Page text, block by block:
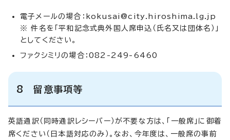
電子メールの場合： kokusai@city.hiroshima.lg.jp
※ 件名を「平和記念式典外国人席申込（氏名又は団体名）」
としてください。
ファクシミリの場合：082-249-6460
8 留意事項等
英語通訳（同時通訳レシーバー）が不要な方は、「一般席」に御着
席ください（日本語対応のみ）。なお、今年度は、一般席の事前